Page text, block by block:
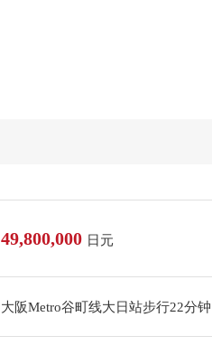
49,800,000 日元
大阪Metro谷町线大日站步行22分钟